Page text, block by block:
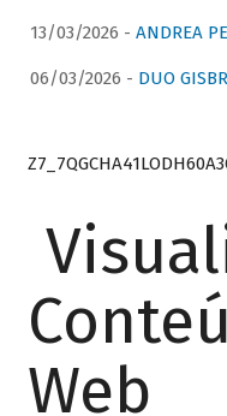
13/03/2026 - ANDREA
06/03/2026 - DUO
Web